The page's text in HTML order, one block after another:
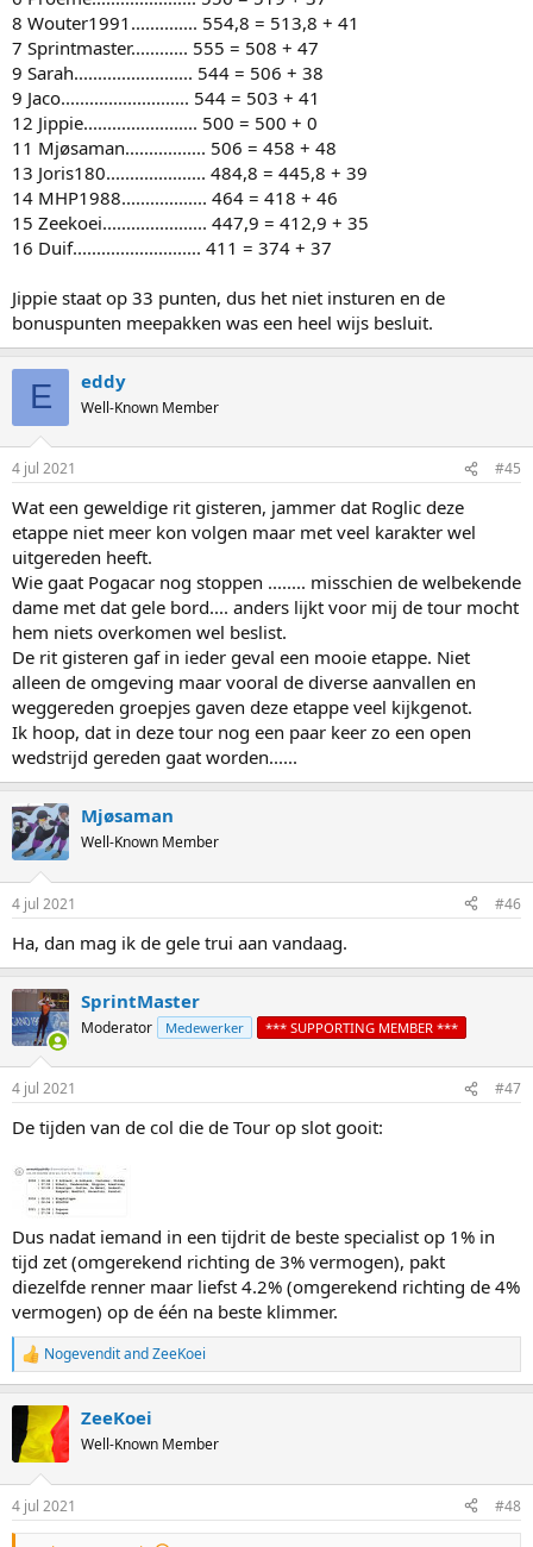
8 Wouter1991.............. 554,8 = 513,8 + 41
7 Sprintmaster............ 555 = 508 + 47
9 Sarah......................... 544 = 506 + 38
9 Jaco........................... 544 = 503 + 41
12 Jippie........................ 500 = 500 + 0
11 Mjøsaman................. 506 = 458 + 48
13 Joris180..................... 484,8 = 445,8 + 39
14 MHP1988.................. 464 = 418 + 46
15 Zeekoei...................... 447,9 = 412,9 + 35
16 Duif........................... 411 = 374 + 37
Jippie staat op 33 punten, dus het niet insturen en de
bonuspunten meepakken was een heel wijs besluit.
E eddy
Well-Known Member
4 jul 2021 #45
Wat een geweldige rit gisteren, jammer dat Roglic deze
etappe niet meer kon volgen maar met veel karakter wel
uitgereden heeft.
Wie gaat Pogacar nog stoppen ........ misschien de welbekende
dame met dat gele bord.... anders lijkt voor mij de tour mocht
hem niets overkomen wel beslist.
De rit gisteren gaf in ieder geval een mooie etappe. Niet
alleen de omgeving maar vooral de diverse aanvallen en
weggereden groepjes gaven deze etappe veel kijkgenot.
Ik hoop, dat in deze tour nog een paar keer zo een open
wedstrijd gereden gaat worden......
Mjøsaman
Well-Known Member
4 jul 2021 #46
Ha, dan mag ik de gele trui aan vandaag.
SprintMaster
Moderator Medewerker *** SUPPORTING MEMBER ***
4 jul 2021 #47
De tijden van de col die de Tour op slot gooit:
Dus nadat iemand in een tijdrit de beste specialist op 1% in
tijd zet (omgerekend richting de 3% vermogen), pakt
diezelfde renner maar liefst 4.2% (omgerekend richting de 4%
vermogen) op de één na beste klimmer.
R
e
t
i
n
s
:
NogevenditandZeeKoei
ZeeKoei
Well-Known Member
4 jul 2021 #48